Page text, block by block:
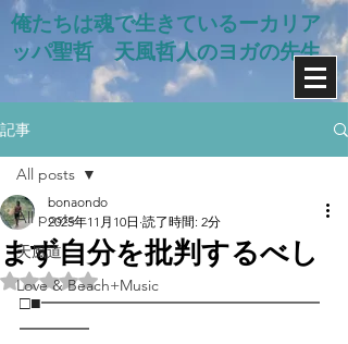
俺たちは魂で生きているー​カリア
ッパ聖哲 天風哲人のヨガの先生
記事
All posts
天風道
Love & Beach+Music
All posts
まず自分を批判するべし
bonaondo
2025年11月10日 読了時間: 2分
5つ星のうちNaNと評価されています。
□■━━━━━━━━━━━━━━━━
━━━━